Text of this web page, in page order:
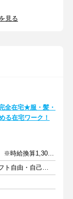
見る
全在宅★服・髪・
る在宅ワーク！
1件コールあたり5円～55円 ※時給換算1,300円～4,000円
週1日以上 1日4時間以上 シフト自由・自己申告